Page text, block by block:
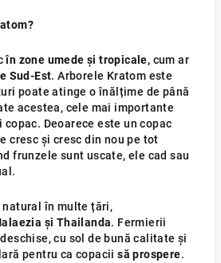
în zone umede și tropicale, cum ar
Sud-Est. Arborele Kratom este
poate atinge o înălțime de până
acestea, cele mai importante
copac. Deoarece este un copac
cresc și cresc din nou pe tot
frunzele sunt uscate, ele cad sau
natural în multe țări,
și Thailanda. Fermierii
cu sol de bună calitate și
pentru ca copacii să prospere.